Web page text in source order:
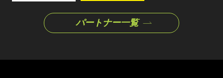
パートナー一覧